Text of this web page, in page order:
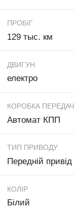
ПРОБІГ
129 тыс. км
ДВИГУН
електро
КОРОБКА ПЕРЕДАЧ
Автомат КПП
ТИП ПРИВОДУ
Передній привід
КОЛІР
Білий